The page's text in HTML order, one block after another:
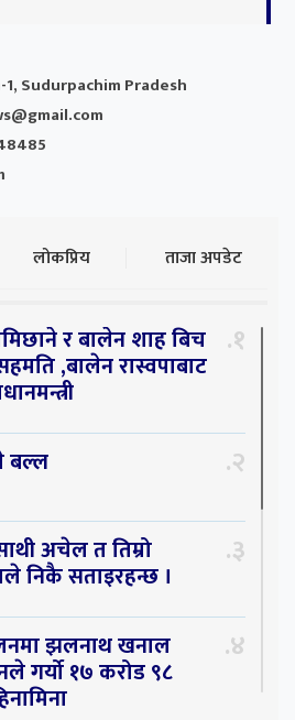
Sudurpachim Pradesh
लोकप्रिय ताजा अपडेट
र बालेन शाह बिच
,बालेन रास्वपाबाट
१
बल्ल २
अचेल त तिम्रो
निकै सताइरहन्छ ।
३
झलनाथ खनाल
गर्यो १७ करोड ९८
४